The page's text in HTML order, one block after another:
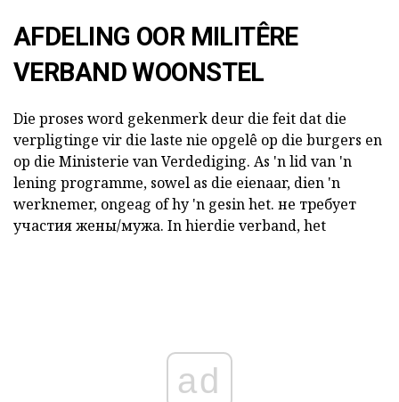
AFDELING OOR MILITÊRE
VERBAND WOONSTEL
Die proses word gekenmerk deur die feit dat die
verpligtinge vir die laste nie opgelê op die burgers en
op die Ministerie van Verdediging. As 'n lid van 'n
lening programme, sowel as die eienaar, dien 'n
werknemer, ongeag of hy 'n gesin het. не требует
участия жены/мужа. In hierdie verband, het
ad